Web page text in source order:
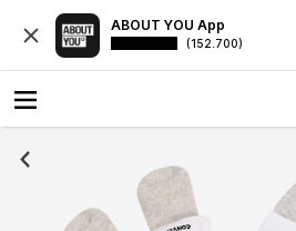
ABOUT YOU App
(152.700)